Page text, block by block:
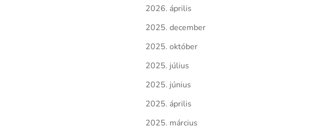
2026. április
2025. december
2025. október
2025. július
2025. június
2025. április
2025. március